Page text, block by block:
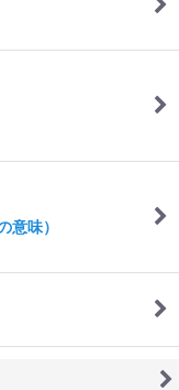
意味）